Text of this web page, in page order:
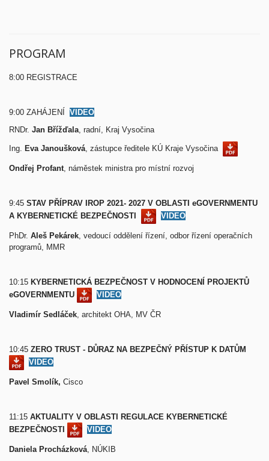
PROGRAM
8:00 REGISTRACE
9:00 ZAHÁJENÍ VIDEO
RNDr. Jan Břížďala, radní, Kraj Vysočina
Ing. Eva Janoušková, zástupce ředitele KÚ Kraje Vysočina
Ondřej Profant, náměstek ministra pro místní rozvoj
9:45 STAV PŘÍPRAV IROP 2021- 2027 V OBLASTI eGOVERNMENTU
A KYBERNETICKÉ BEZPEČNOSTI
VIDEO
PhDr. Aleš Pekárek, vedoucí oddělení řízení, odbor řízení operačních
programů, MMR
10:15 KYBERNETICKÁ BEZPEČNOST V HODNOCENÍ PROJEKTŮ
eGOVERNMENTU
VIDEO
Vladimír Sedláček, architekt OHA, MV ČR
10:45 ZERO TRUST - DŮRAZ NA BEZPEČNÝ PŘÍSTUP K DATŮM
VIDEO
Pavel Smolík, Cisco
11:15 AKTUALITY V OBLASTI REGULACE KYBERNETICKÉ
BEZPEČNOSTI
VIDEO
Daniela Procházková, NÚKIB